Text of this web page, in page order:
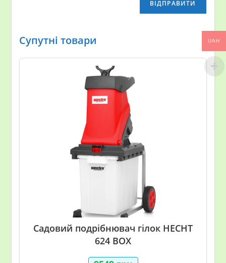
Супутні товари
Садовий подрібнювач гілок HECHT
624 BOX
UAH